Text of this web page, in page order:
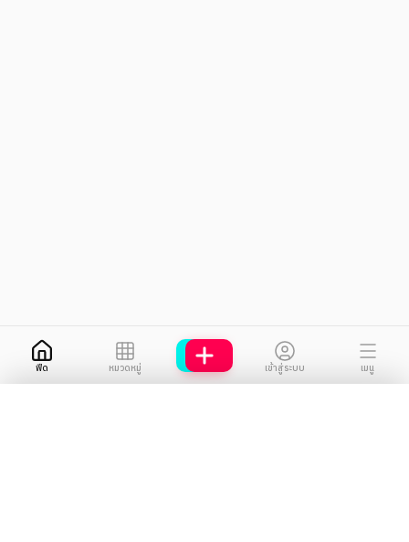
ฟีด หมวดหมู่ เข้าสู่ระบบ เมนู